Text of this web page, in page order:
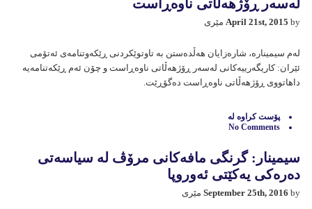
لێکۆڵينەوەی
جڤاکی
مێری
لەسەر ڕۆژهەڵاتی ناوەڕاست
April 21st, 2015 by مێری
لەم سیمینارە، شارەزایان هەڵدەستن بە تاوتوێکردنی ڕێکەوتنامەی ئەتۆمی
ئێران: کاریگەرییەکانی لەسەر ڕۆژهەڵاتی ناوەڕاست و چۆن ئەم ڕێکەتنامەیە
داهاتووی ڕۆژهەڵاتی ناوەڕاست دەگۆڕێت.
پۆست كراوه‌ له‌
No Comments
سیمینار: گرنگی مافەکانی مرۆڤ لە سياسەتی
دەرەکی يەکێتی ئەوروپا
September 25th, 2016 by مێری